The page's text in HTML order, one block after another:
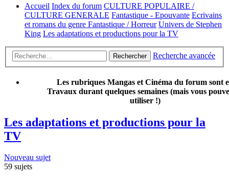
Accueil Index du forum CULTURE POPULAIRE /
CULTURE GENERALE Fantastique - Epouvante Ecrivains
et romans du genre Fantastique / Horreur Univers de Stephen
King Les adaptations et productions pour la TV
Rechercher Recherche avancée
Les rubriques Mangas et Cinéma du forum sont
Travaux durant quelques semaines (mais vous
utiliser !)
Les adaptations et productions pour la
TV
Nouveau sujet
59 sujets